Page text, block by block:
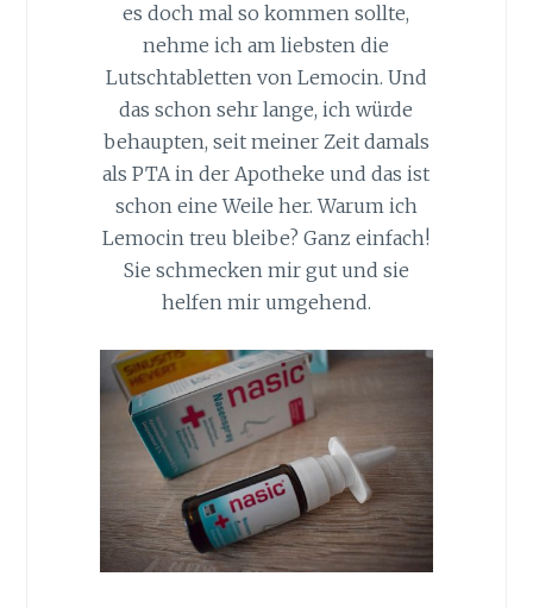
es doch mal so kommen sollte,
nehme ich am liebsten die
Lutschtabletten von Lemocin. Und
das schon sehr lange, ich würde
behaupten, seit meiner Zeit damals
als PTA in der Apotheke und das ist
schon eine Weile her. Warum ich
Lemocin treu bleibe? Ganz einfach!
Sie schmecken mir gut und sie
helfen mir umgehend.